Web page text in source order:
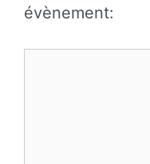
évènement: